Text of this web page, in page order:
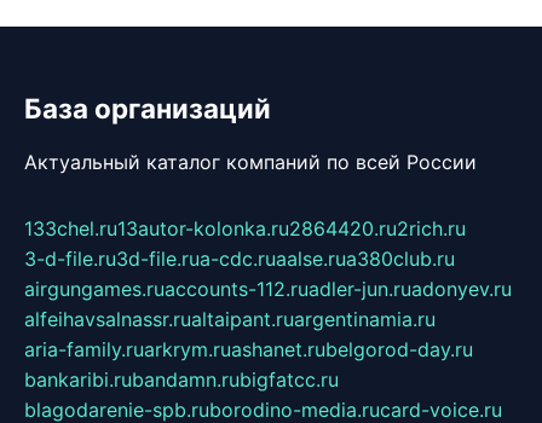
База организаций
Актуальный каталог компаний по всей России
133chel.ru13autor-kolonka.ru2864420.ru2rich.ru
3-d-file.ru3d-file.rua-cdc.ruaalse.rua380club.ru
airgungames.ruaccounts-112.ruadler-jun.ruadonyev.ru
alfeihavsalnassr.rualtaipant.ruargentinamia.ru
aria-family.ruarkrym.ruashanet.rubelgorod-day.ru
bankaribi.rubandamn.rubigfatcc.ru
blagodarenie-spb.ruborodino-media.rucard-voice.ru